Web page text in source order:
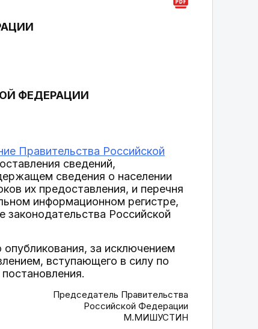
ФЕДЕРАЦИИ
Правительства Российской
сведений,
сведения о населении
их предоставления, и перечня
информационном регистре,
Российской
за исключением
вступающего в силу по
Председатель Правительства
Российской Федерации
М.МИШУСТИН